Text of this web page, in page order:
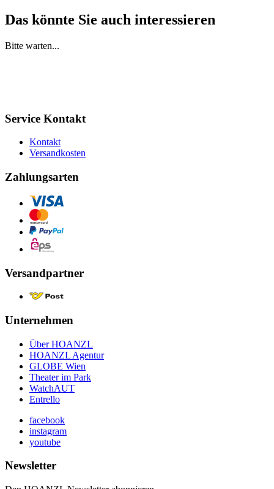
Das könnte Sie auch interessieren
Bitte warten...
Service Kontakt
Kontakt
Versandkosten
Zahlungsarten
Versandpartner
Unternehmen
Über HOANZL
HOANZL Agentur
GLOBE Wien
Theater im Park
WatchAUT
Entrello
facebook
instagram
youtube
Newsletter